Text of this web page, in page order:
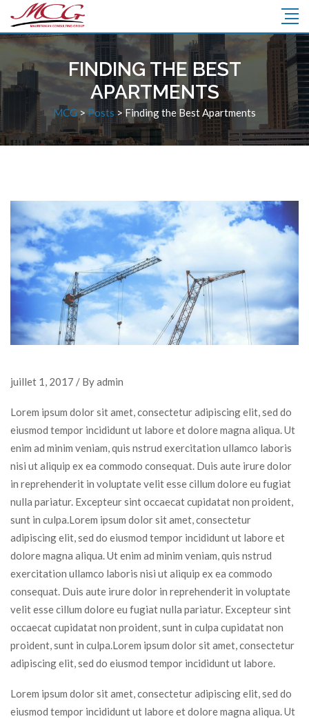
FINDING THE BEST
APARTMENTS
MCG >Posts >Finding the Best Apartments
juillet 1, 2017 / By admin
Lorem ipsum dolor sit amet, consectetur adipiscing elit, sed do
eiusmod tempor incididunt ut labore et dolore magna aliqua. Ut
enim ad minim veniam, quis nstrud exercitation ullamco laboris
nisi ut aliquip ex ea commodo consequat. Duis aute irure dolor
in reprehenderit in voluptate velit esse cillum dolore eu fugiat
nulla pariatur. Excepteur sint occaecat cupidatat non proident,
sunt in culpa.Lorem ipsum dolor sit amet, consectetur
adipiscing elit, sed do eiusmod tempor incididunt ut labore et
dolore magna aliqua. Ut enim ad minim veniam, quis nstrud
exercitation ullamco laboris nisi ut aliquip ex ea commodo
consequat. Duis aute irure dolor in reprehenderit in voluptate
velit esse cillum dolore eu fugiat nulla pariatur. Excepteur sint
occaecat cupidatat non proident, sunt in culpa cupidatat non
proident, sunt in culpa.Lorem ipsum dolor sit amet, consectetur
adipiscing elit, sed do eiusmod tempor incididunt ut labore.
Lorem ipsum dolor sit amet, consectetur adipiscing elit, sed do
eiusmod tempor incididunt ut labore et dolore magna aliqua. Ut